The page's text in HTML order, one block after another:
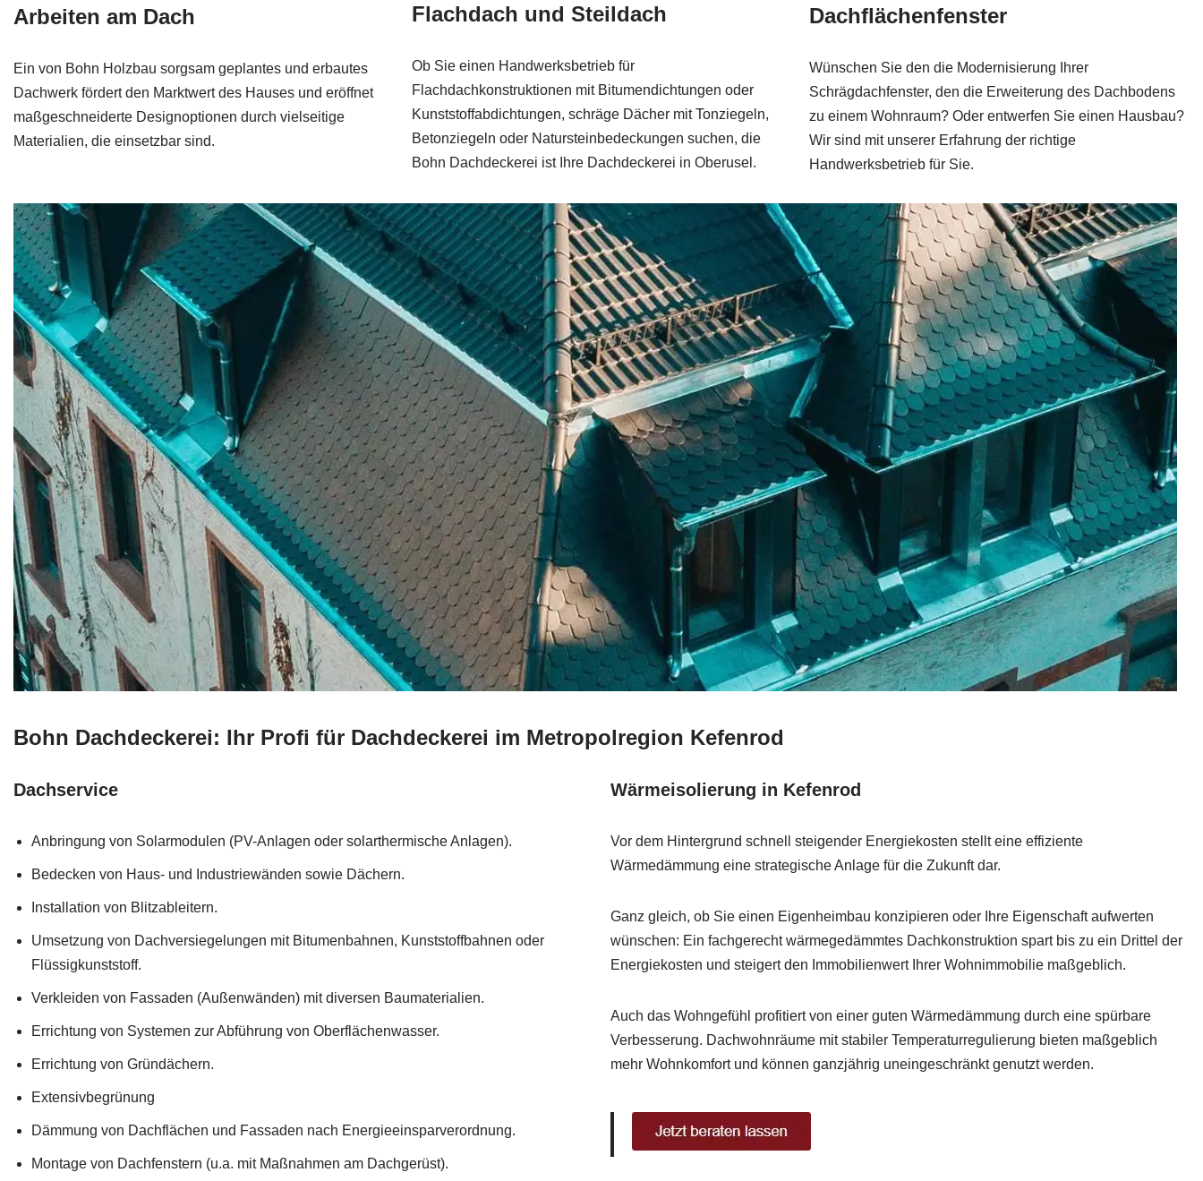
Arbeiten am Dach
Ein von Bohn Holzbau sorgsam geplantes und erbautes
Dachwerk fördert den Marktwert des Hauses und eröffnet
maßgeschneiderte Designoptionen durch vielseitige
Materialien, die einsetzbar sind.
Flachdach und Steildach
Ob Sie einen Handwerksbetrieb für
Flachdachkonstruktionen mit Bitumendichtungen oder
Kunststoffabdichtungen, schräge Dächer mit Tonziegeln,
Betonziegeln oder Natursteinbedeckungen suchen, die
Bohn Dachdeckerei ist Ihre Dachdeckerei in Oberusel.
Dachflächenfenster
Wünschen Sie den die Modernisierung Ihrer
Schrägdachfenster, den die Erweiterung des Dachbodens
zu einem Wohnraum? Oder entwerfen Sie einen Hausbau?
Wir sind mit unserer Erfahrung der richtige
Handwerksbetrieb für Sie.
Bohn Dachdeckerei: Ihr Profi für Dachdeckerei im Metropolregion Kefenrod
Dachservice
Anbringung von Solarmodulen (PV-Anlagen oder solarthermische Anlagen).
Bedecken von Haus- und Industriewänden sowie Dächern.
Installation von Blitzableitern.
Umsetzung von Dachversiegelungen mit Bitumenbahnen, Kunststoffbahnen oder
Flüssigkunststoff.
Verkleiden von Fassaden (Außenwänden) mit diversen Baumaterialien.
Errichtung von Systemen zur Abführung von Oberflächenwasser.
Errichtung von Gründächern.
Extensivbegrünung
Dämmung von Dachflächen und Fassaden nach Energieeinsparverordnung.
Montage von Dachfenstern (u.a. mit Maßnahmen am Dachgerüst).
Wärmeisolierung in Kefenrod
Vor dem Hintergrund schnell steigender Energiekosten stellt eine effiziente
Wärmedämmung eine strategische Anlage für die Zukunft dar.
Ganz gleich, ob Sie einen Eigenheimbau konzipieren oder Ihre Eigenschaft aufwerten
wünschen: Ein fachgerecht wärmegedämmtes Dachkonstruktion spart bis zu ein Drittel der
Energiekosten und steigert den Immobilienwert Ihrer Wohnimmobilie maßgeblich.
Auch das Wohngefühl profitiert von einer guten Wärmedämmung durch eine spürbare
Verbesserung. Dachwohnräume mit stabiler Temperaturregulierung bieten maßgeblich
mehr Wohnkomfort und können ganzjährig uneingeschränkt genutzt werden.